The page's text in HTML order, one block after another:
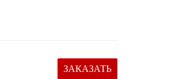
ЗАКАЗАТЬ